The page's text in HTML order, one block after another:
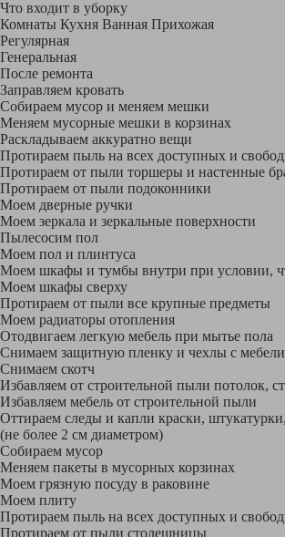
Что входит в уборку
Регу­лярная
Гене­ральная
После ремонта
Заправляем кровать
Собираем мусор и меняем мешки
Меняем мусорные мешки в корзинах
Раскладываем аккуратно вещи
Протираем пыль на всех доступных и
Протираем от пыли торшеры и настенные
Протираем от пыли подоконники
Моем дверные ручки
Моем зеркала и зеркальные поверхности
Пылесосим пол
Моем пол и плинтуса
Моем шкафы и тумбы внутри при условии,
Моем шкафы сверху
Протираем от пыли все крупные предметы
Моем радиаторы отопления
Отодвигаем легкую мебель при мытье пола
Снимаем защитную пленку и чехлы с мебели
Снимаем скотч
Избавляем от строительной пыли потолок,
Избавляем мебель от строительной пыли
Оттираем следы и капли краски,
(не более 2 см диаметром)
Собираем мусор
Меняем пакеты в мусорных корзинах
Моем грязную посуду в раковине
Моем плиту
Протираем пыль на всех доступных и
Протираем от пыли столешницы